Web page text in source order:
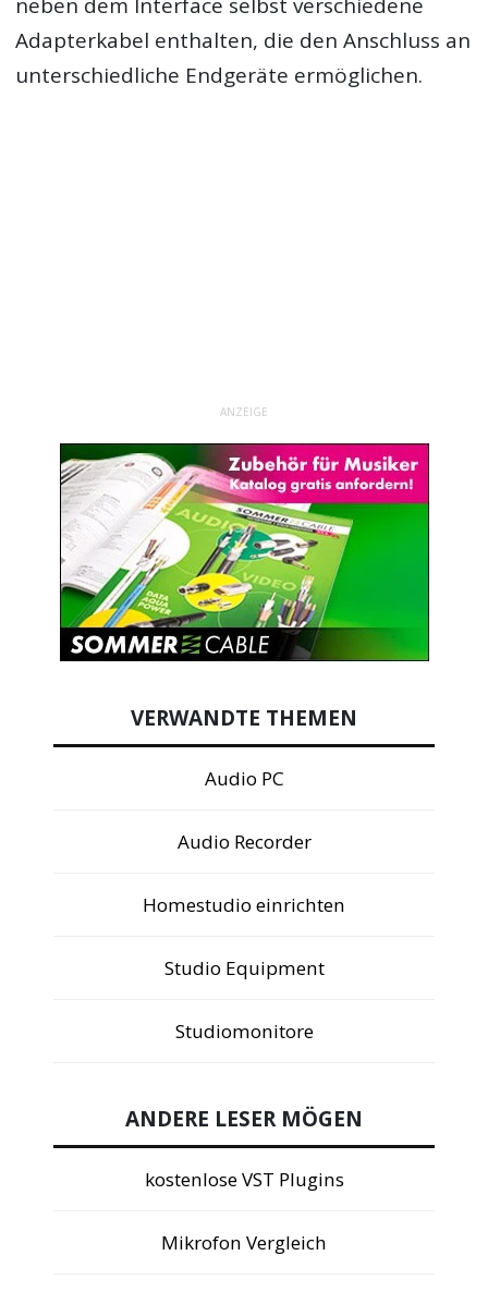
Adapterkabel enthalten, die den Anschluss an
unterschiedliche Endgeräte ermöglichen.
ANZEIGE
VERWANDTE THEMEN
Audio PC
Audio Recorder
Homestudio einrichten
Studio Equipment
Studiomonitore
ANDERE LESER MÖGEN
kostenlose VST Plugins
Mikrofon Vergleich